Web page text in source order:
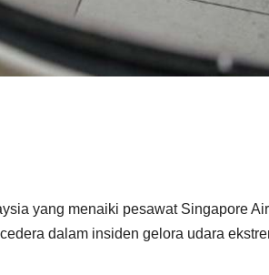
yang menaiki pesawat Singapore
dalam insiden gelora udara